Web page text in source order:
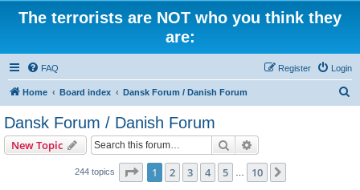
The terrorists are NOT who you think they
are:
FAQ Login
Register
Home Board index Dansk Forum / Danish Forum
Dansk Forum / Danish Forum
New Topic Search
244 topics Page 1of 10
1 2 3 4 5 10